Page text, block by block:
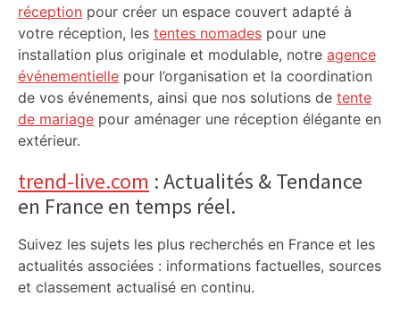
réception pour créer un espace couvert adapté à
votre réception, les tentes nomades pour une
installation plus originale et modulable, notre agence
événementielle pour l’organisation et la coordination
de vos événements, ainsi que nos solutions de tente
de mariage pour aménager une réception élégante en
extérieur.
trend-live.com : Actualités & Tendance
en France en temps réel.
Suivez les sujets les plus recherchés en France et les
actualités associées : informations factuelles, sources
et classement actualisé en continu.